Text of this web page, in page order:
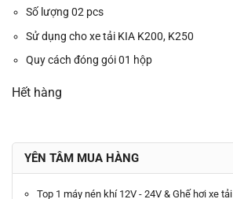
Số lượng 02 pcs
Sử dụng cho xe tải KIA K200, K250
Quy cách đóng gói 01 hộp
Hết hàng
YÊN TÂM MUA HÀNG
Top 1 máy nén khí 12V - 24V & Ghế hơi xe tải